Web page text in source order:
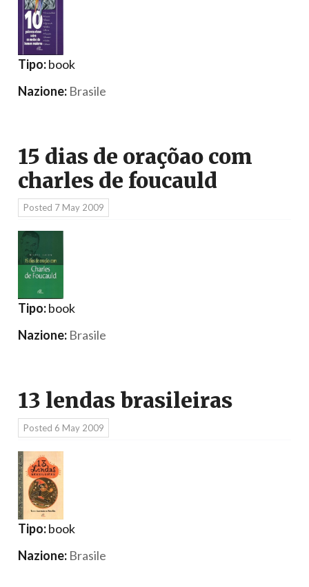
Tipo:book
Nazione: Brasile
15 dias de oraçõao com
charles de foucauld
Posted 7 May 2009
Tipo:book
Nazione: Brasile
13 lendas brasileiras
Posted 6 May 2009
Tipo:book
Nazione: Brasile